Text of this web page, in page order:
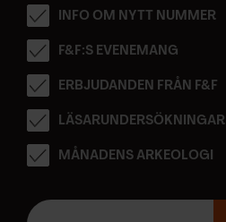
INFO OM NYTT NUMMER
F&F:S EVENEMANG
ERBJUDANDEN FRÅN F&F
LÄSARUNDERSÖKNINGAR
MÅNADENS ARKEOLOGI
E